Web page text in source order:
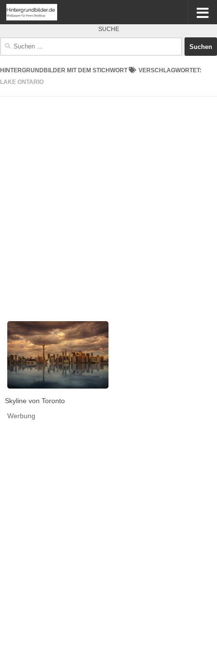
SUCHE
HINTERGRUNDBILDER MIT DEM STICHWORT
VERSCHLAGWORTET:
LAKE ONTARIO
Skyline von Toronto
Werbung